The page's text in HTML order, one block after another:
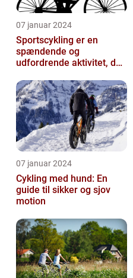
07 januar 2024
Sportscykling er en
spændende og
udfordrende aktivitet, der
fritidsmotionister o...
07 januar 2024
Cykling med hund: En
guide til sikker og sjov
motion